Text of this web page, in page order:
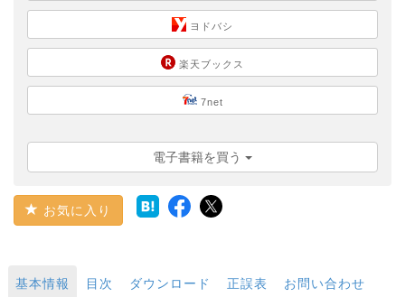
ヨドバシ
楽天ブックス
7net
電子書籍を買う
お気に入り
基本情報 目次 ダウンロード 正誤表 お問い合わせ